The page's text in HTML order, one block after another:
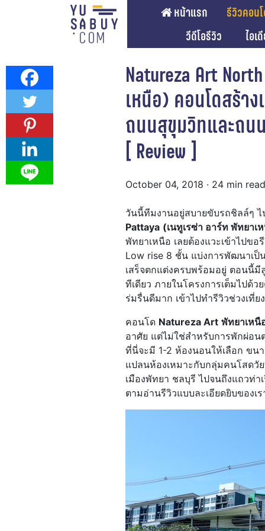
หน้าแรก
รีวิวคอน
วีดีโอรีวิว
ไอเ
Natureza Art
เหนือ) คอนโดสร้า
ถนนสุขุมวิทและถน
[ Review ]
October 04, 2018 · 24 min read
วันนี้ทีมงานอยู่สบายขับรถชิลล์ๆ
Pattaya (เนทูเรซ่า อาร์ท พัทยาเ
พัทยาเหนือ เลยต้องแวะเข้าไปข
Low rise 8 ชั้น แบ่งการพัฒนาเป็
เสร็จตกแต่งครบพร้อมอยู่ ตอนนี้มี
ทีเดียว ภายในโครงการเต็มไปด้
ร่มรื่นดีมาก เข้าไปทำรีวิวช่วงเที่
คอนโด Natureza Art พัทยาเห
อาศัย แต่ไม่ใช่สำหรับการพักผ่อน
ที่นี่จะมี 1-2 ห้องนอนให้เลือก ขน
แปลนห้องเหมาะกับกลุ่มคนโสดวั
เมืองพัทยา ชลบุรี ไปจนถึงแถวท่
ตามอ่านรีวิวแบบละเอียดยิบของเ